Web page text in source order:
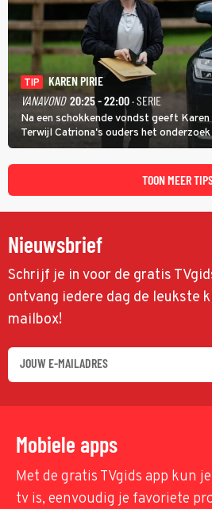
TIP
KAREN PIRIE
VANAVOND 20:25 - 22:00· SERIE
Na een schokkende vondst geeft
Terwijl Catriona's ouders het
speuren naar Adam. In deze
spoor via Frankrijk en Italië naar Malta.
TOON MEER
Nieuwsbrief
Schrijf je in voor de gratis
ontvang iedere dag de leukste
mailbox!
Mobiele apps
Met de gratis TVgids app kun
tv is, eenvoudig je favoriete